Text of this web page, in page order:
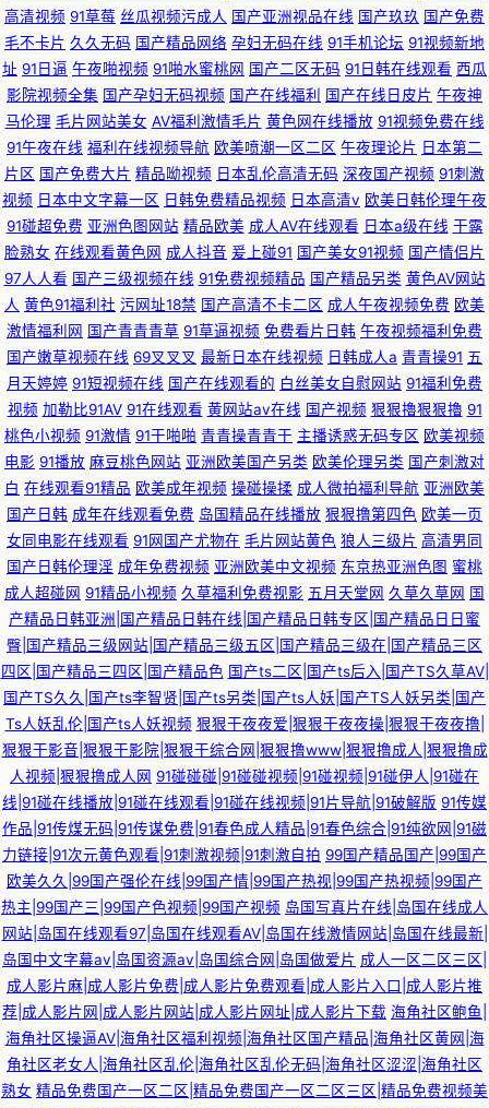
高清视频 91草莓 丝瓜视频污成人 国产亚洲视品在线 国产玖玖 国产免费
毛不卡片 久久无码 国产精品网络 孕妇无码在线 91手机论坛 91视频新地
址 91日逼 午夜啪视频 91啪水蜜桃网 国产二区无码 91日韩在线观看 西瓜
影院视频全集 国产孕妇无码视频 国产在线福利 国产在线日皮片 午夜神
马伦理 毛片网站美女 AV福利激情毛片 黄色网在线播放 91视频免费在线
91午夜在线 福利在线视频导航 欧美喷潮一区二区 午夜理论片 日本第二
片区 国产免费大片 精品呦视频 日本乱伦高清无码 深夜国产视频 91刺激
视频 日本中文字幕一区 日韩免费精品视频 日本高清v 欧美日韩伦理午夜
91碰超免费 亚洲色图网站 精品欧美 成人AV在线观看 日本a级在线 干露
脸熟女 在线观看黄色网 成人抖音 爰上碰91 国产美女91视频 国产情侣片
97人人看 国产三级视频在线 91免费视频精品 国产精品另类 黄色AV网站
人 黄色91福利社 污网址18禁 国产高清不卡二区 成人午夜视频免费 欧美
激情福利网 国产青青青草 91草逼视频 免费看片日韩 午夜视频福利免费
国产嫩草视频在线 69叉叉叉 最新日本在线视频 日韩成人a 青青操91 五
月天婷婷 91短视频在线 国产在线观看的 白丝美女自慰网站 91福利免费
视频 加勒比91AV 91在线观看 黄网站av在线 国产视频 狠狠擼狠狠擼 91
桃色小视频 91激情 91干啪啪 青青操青青干 主播诱惑无码专区 欧美视频
电影 91播放 麻豆桃色网站 亚洲欧美国产另类 欧美伦理另类 国产刺激对
白 在线观看91精品 欧美成年视频 操碰操揉 成人微拍福利导航 亚洲欧美
国产日韩 成年在线观看免费 岛国精品在线播放 狠狠撸第四色 欧美一页
女同电影在线观看 91网国产尤物在 毛片网站黄色 狼人三级片 高清男同
国产日韩伦理淫 成年免费视频 亚洲欧美中文视频 东京热亚洲色图 蜜桃
成人超碰网 91精品小视频 久草福利免费视影 五月天堂网 久草久草网 国
产精品日韩亚洲|国产精品日韩在线|国产精品日韩专区|国产精品日日蜜
臀|国产精品三级网站|国产精品三级五区|国产精品三级在|国产精品三区
四区|国产精品三四区|国产精品色 国产ts二区|国产ts后入|国产TS久草AV|
国产TS久久|国产ts李智贤|国产ts另类|国产ts人妖|国产TS人妖另类|国产
Ts人妖乱伦|国产ts人妖视频 狠狠干夜夜爱|狠狠干夜夜操|狠狠干夜夜撸|
狠狠干影音|狠狠干影院|狠狠干综合网|狠狠撸www|狠狠撸成人|狠狠撸成
人视频|狠狠撸成人网 91碰碰碰|91碰碰视频|91碰视频|91碰伊人|91碰在
线|91碰在线播放|91碰在线观看|91碰在线视频|91片导航|91破解版 91传媒
作品|91传煤无码|91传谋免费|91春色成人精品|91春色综合|91纯欲网|91磁
力链接|91次元黄色观看|91刺激视频|91刺激自拍 99国产精品国产|99国产
欧美久久|99国产强伦在线|99国产情|99国产热视|99国产热视频|99国产
热主|99国产三|99国产色视频|99国产视频 岛国写真片在线|岛国在线成人
网站|岛国在线观看97|岛国在线观看AV|岛国在线激情网站|岛国在线最新|
岛国中文字幕av|岛国资源av|岛国综合网|岛国做爱片 成人一区二区三区|
成人影片麻|成人影片免费|成人影片免费观看|成人影片入口|成人影片推
荐|成人影片网|成人影片网站|成人影片网址|成人影片下载 海角社区鲍鱼|
海角社区操逼AV|海角社区福利视频|海角社区国产精品|海角社区黄网|海
角社区老女人|海角社区乱伦|海角社区乱伦无码|海角社区涩涩|海角社区
熟女 精品免费国产一区二区|精品免费国产一区二区三区|精品免费视频美